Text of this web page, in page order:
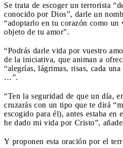
Se trata de escoger un terrorista
conocido por Dios”, darle un
“adoptarlo en tu corazón como un
objeto de tu amor”.
“Podrás darle vida por vuestro
de la iniciativa, que animan a
“alegrías, lágrimas, risas, cada
…”.
“Ten la seguridad de que un día,
cruzarás con un tipo que te dirá
escogido para él), antes estaba en
he dado mi vida por Cristo”,
Y proponen esta oración por el